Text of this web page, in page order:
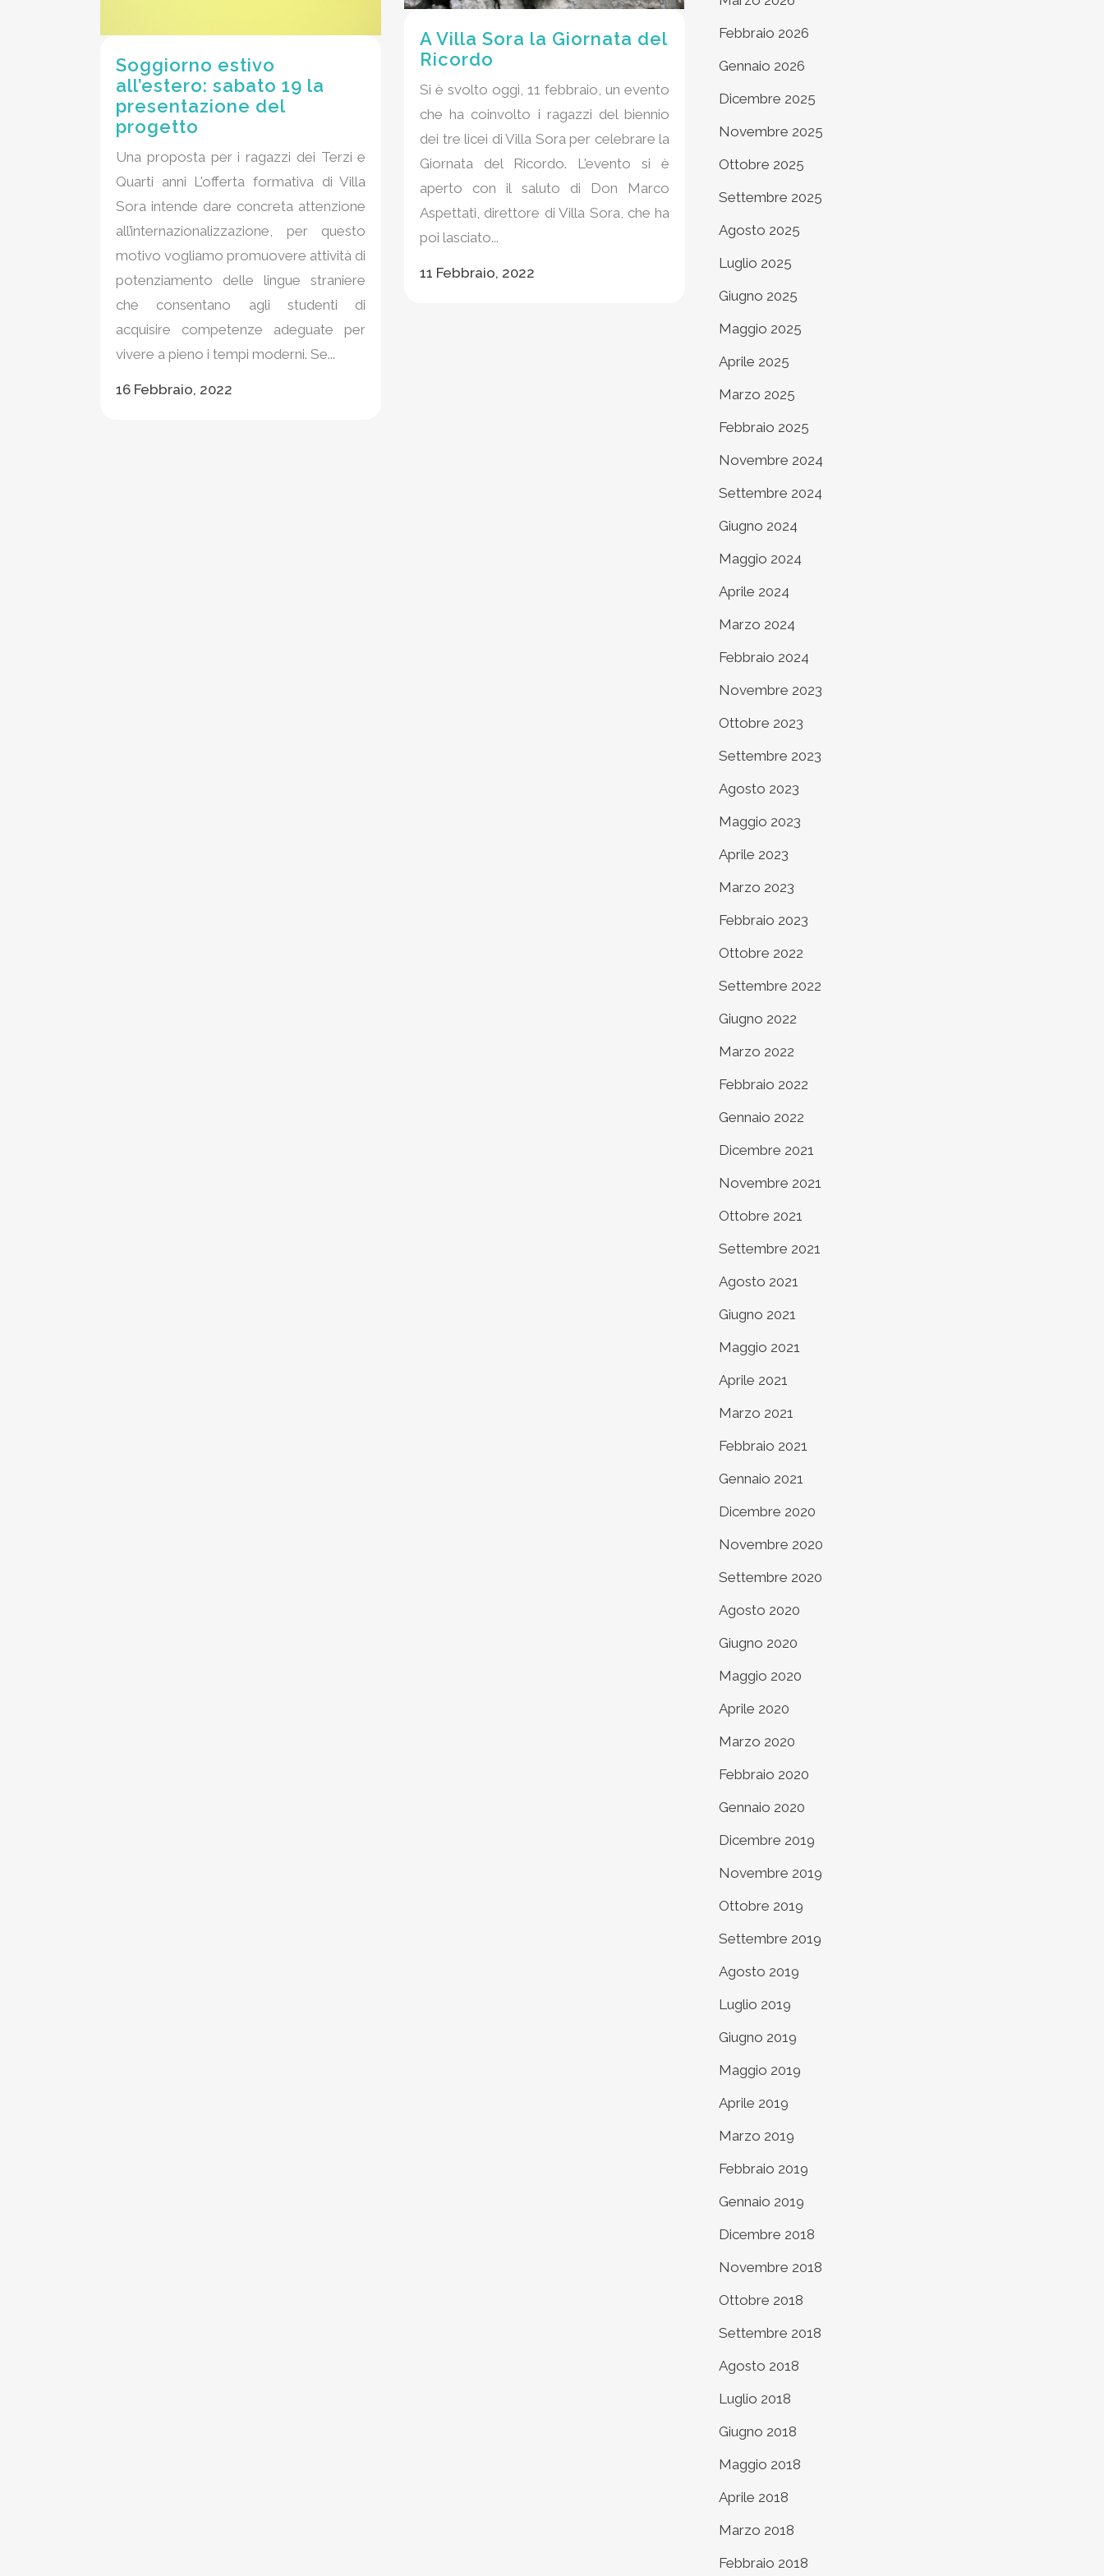
Soggiorno estivo
all’estero: sabato 19 la
presentazione del
progetto
Una proposta per i ragazzi dei Terzi e
Quarti anni L'offerta formativa di Villa
Sora intende dare concreta attenzione
all’internazionalizzazione, per questo
motivo vogliamo promuovere attività di
potenziamento delle lingue straniere
che consentano agli studenti di
acquisire competenze adeguate per
vivere a pieno i tempi moderni. Se...
16 Febbraio, 2022
A Villa Sora la Giornata del
Ricordo
Si è svolto oggi, 11 febbraio, un evento
che ha coinvolto i ragazzi del biennio
dei tre licei di Villa Sora per celebrare la
Giornata del Ricordo. L'evento si è
aperto con il saluto di Don Marco
Aspettati, direttore di Villa Sora, che ha
poi lasciato...
11 Febbraio, 2022
Febbraio 2026
Gennaio 2026
Dicembre 2025
Novembre 2025
Ottobre 2025
Settembre 2025
Agosto 2025
Luglio 2025
Giugno 2025
Maggio 2025
Aprile 2025
Marzo 2025
Febbraio 2025
Novembre 2024
Settembre 2024
Giugno 2024
Maggio 2024
Aprile 2024
Marzo 2024
Febbraio 2024
Novembre 2023
Ottobre 2023
Settembre 2023
Agosto 2023
Maggio 2023
Aprile 2023
Marzo 2023
Febbraio 2023
Ottobre 2022
Settembre 2022
Giugno 2022
Marzo 2022
Febbraio 2022
Gennaio 2022
Dicembre 2021
Novembre 2021
Ottobre 2021
Settembre 2021
Agosto 2021
Giugno 2021
Maggio 2021
Aprile 2021
Marzo 2021
Febbraio 2021
Gennaio 2021
Dicembre 2020
Novembre 2020
Settembre 2020
Agosto 2020
Giugno 2020
Maggio 2020
Aprile 2020
Marzo 2020
Febbraio 2020
Gennaio 2020
Dicembre 2019
Novembre 2019
Ottobre 2019
Settembre 2019
Agosto 2019
Luglio 2019
Giugno 2019
Maggio 2019
Aprile 2019
Marzo 2019
Febbraio 2019
Gennaio 2019
Dicembre 2018
Novembre 2018
Ottobre 2018
Settembre 2018
Agosto 2018
Luglio 2018
Giugno 2018
Maggio 2018
Aprile 2018
Marzo 2018
Febbraio 2018